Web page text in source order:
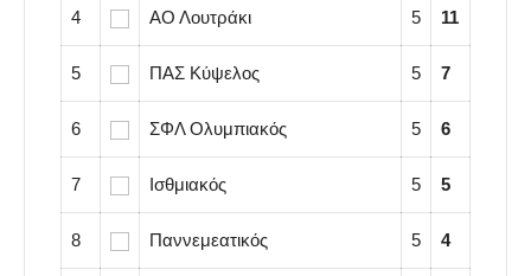
4 ΑΟ Λουτράκι 5 11
5 ΠΑΣ Κύψελος 5 7
6 ΣΦΛ Ολυμπιακός 5 6
7 Ισθμιακός 5 5
8 Παννεμεατικός 5 4